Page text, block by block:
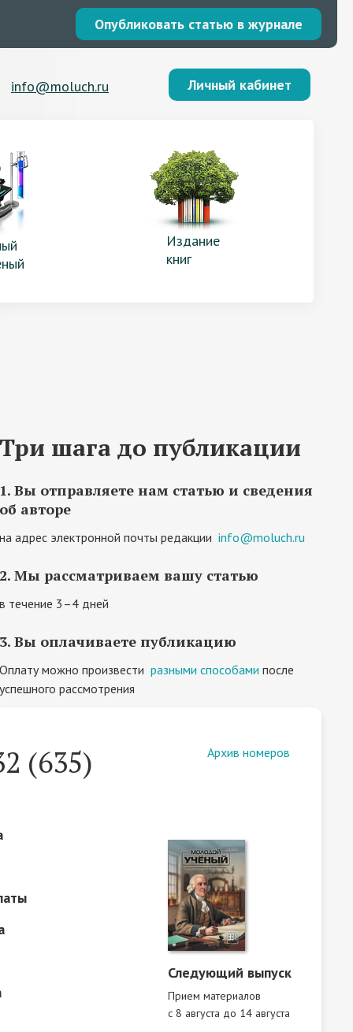
Опубликовать статью в журнале
info@moluch.ru Личный кабинет
Издание
книг
Три шага до публикации
1. Вы отправляете нам статью и сведения
об авторе
на адрес электронной почты редакцииinfo@moluch.ru
2. Мы рассматриваем вашу статью
в течение 3–4 дней
3. Вы оплачиваете публикацию
Оплату можно произвестиразными способами после
успешного рассмотрения
Архив номеров
(635)
Следующий выпуск
Прием материалов
c 8 августа до 14 августа